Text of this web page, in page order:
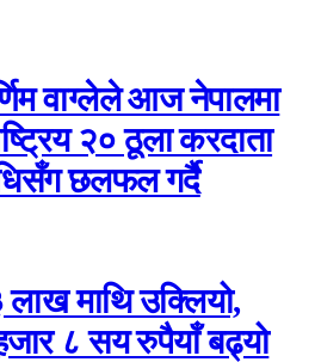
वाग्लेले आज नेपालमा
२० ठूला करदाता
छलफल गर्दै
माथि उक्लियो,
८ सय रुपैयाँ बढ्यो